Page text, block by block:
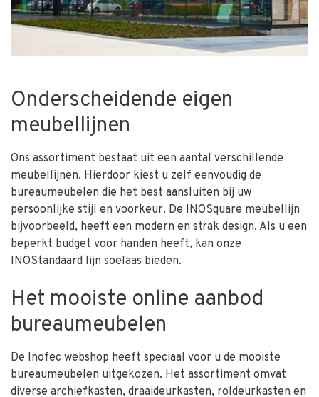
Onderscheidende eigen
meubellijnen
Ons assortiment bestaat uit een aantal verschillende
meubellijnen. Hierdoor kiest u zelf eenvoudig de
bureaumeubelen die het best aansluiten bij uw
persoonlijke stijl en voorkeur. De INOSquare meubellijn
bijvoorbeeld, heeft een modern en strak design. Als u een
beperkt budget voor handen heeft, kan onze
INOStandaard lijn soelaas bieden.
Het mooiste online aanbod
bureaumeubelen
De Inofec webshop heeft speciaal voor u de mooiste
bureaumeubelen uitgekozen. Het assortiment omvat
diverse archiefkasten, draaideurkasten, roldeurkasten en